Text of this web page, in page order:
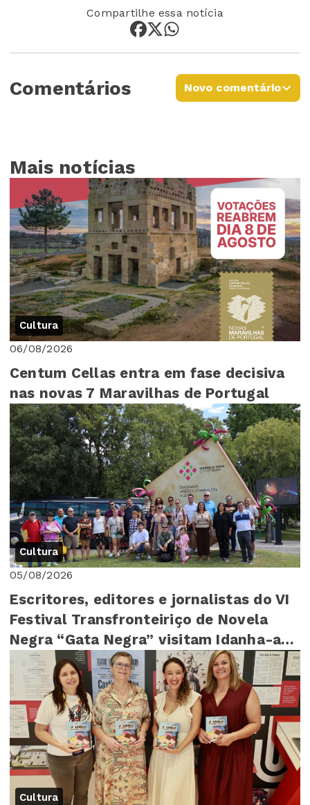
Compartilhe essa notícia
Comentários Novo comentário
Mais notícias
Cultura
06/08/2026
Centum Cellas entra em fase decisiva
nas novas 7 Maravilhas de Portugal
Cultura
05/08/2026
Escritores, editores e jornalistas do VI
Festival Transfronteiriço de Novela
Negra “Gata Negra” visitam Idanha-a-
Nova
Cultura